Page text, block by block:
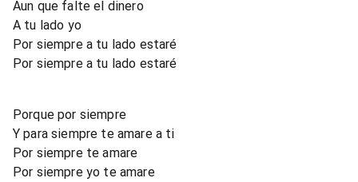
Aun que falte el dinero
A tu lado yo
Por siempre a tu lado estaré
Por siempre a tu lado estaré
Porque por siempre
Y para siempre te amare a ti
Por siempre te amare
Por siempre yo te amare